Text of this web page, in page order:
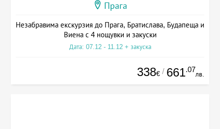
Прага
Незабравима екскурзия до Прага, Братислава, Будапеща и
Виена с 4 нощувки и закуски
Дата: 07.12 - 11.12 + закуска
338€ / 661.07
лв.